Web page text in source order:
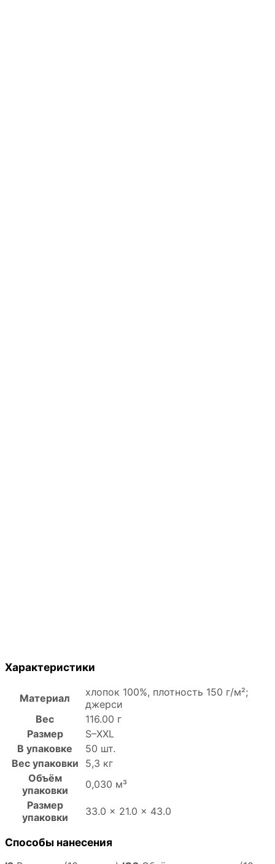
Характеристики
Материал
хлопок 100%, плотность 150 г/м²;
джерси
Вес
116.00 г
Размер
S–XXL
В упаковке
50 шт.
Вес упаковки
5,3 кг
Объём
упаковки
0,030 м³
Размер
упаковки
33.0 × 21.0 × 43.0
Способы нанесения